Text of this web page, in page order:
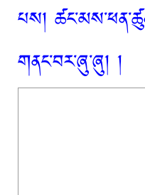
པས།
གནང་བར་ཞུ་ཞུ། །